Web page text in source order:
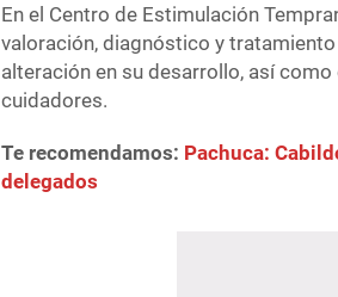
En el Centro de Estimulación
valoración, diagnóstico y
alteración en su desarrollo, así
cuidadores.
Te recomendamos: Pachuca:
delegados